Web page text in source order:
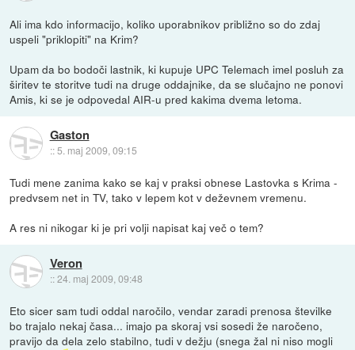
Ali ima kdo informacijo, koliko uporabnikov približno so do zdaj
uspeli "priklopiti" na Krim?
Upam da bo bodoči lastnik, ki kupuje UPC Telemach imel posluh za
širitev te storitve tudi na druge oddajnike, da se slučajno ne ponovi
Amis, ki se je odpovedal AIR-u pred kakima dvema letoma.
Gaston
::5. maj 2009, 09:15
Tudi mene zanima kako se kaj v praksi obnese Lastovka s Krima -
predvsem net in TV, tako v lepem kot v deževnem vremenu.
A res ni nikogar ki je pri volji napisat kaj več o tem?
Veron
::24. maj 2009, 09:48
Eto sicer sam tudi oddal naročilo, vendar zaradi prenosa številke
bo trajalo nekaj časa... imajo pa skoraj vsi sosedi že naročeno,
pravijo da dela zelo stabilno, tudi v dežju (snega žal ni niso mogli